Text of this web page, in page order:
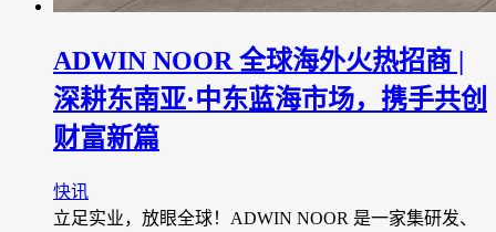
ADWIN NOOR 全球海外火热招商 |
深耕东南亚·中东蓝海市场，携手共创
财富新篇
快讯
立足实业，放眼全球！ADWIN NOOR 是一家集研发、